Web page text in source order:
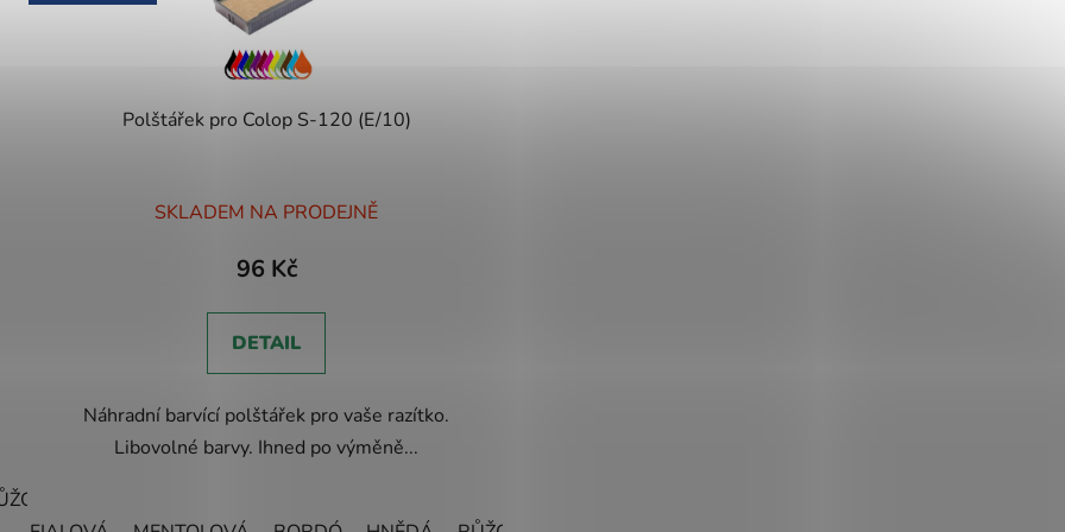
Polštářek pro Colop S-120 (E/10)
SKLADEM NA PRODEJNĚ
96 Kč
DETAIL
Náhradní barvící polštářek pro vaše razítko.
Libovolné barvy. Ihned po výměně...